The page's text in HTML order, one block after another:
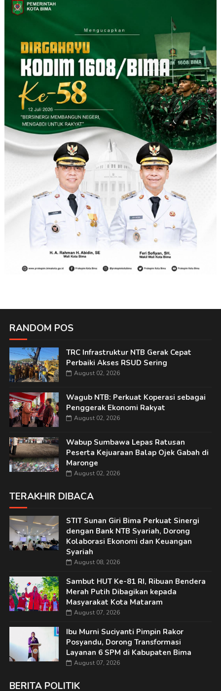
RANDOM POS
TRC Infrastruktur NTB Gerak Cepat
Perbaiki Akses RSUD Sering
August 02, 2026
Wagub NTB: Perkuat Koperasi sebagai
Penggerak Ekonomi Rakyat
August 02, 2026
Wabup Sumbawa Lepas Ratusan
Peserta Kejuaraan Balap Ojek Gabah di
Maronge
August 02, 2026
TERAKHIR DIBACA
STIT Sunan Giri Bima Perkuat Sinergi
dengan Bank NTB Syariah, Dorong
Kolaborasi Ekonomi dan Keuangan
Syariah
August 08, 2026
Sambut HUT Ke-81 RI, Ribuan Bendera
Merah Putih Dibagikan kepada
Masyarakat Kota Mataram
August 07, 2026
Ibu Murni Suciyanti Pimpin Rakor
Posyandu, Dorong Transformasi
Layanan 6 SPM di Kabupaten Bima
August 07, 2026
BERITA POLITIK